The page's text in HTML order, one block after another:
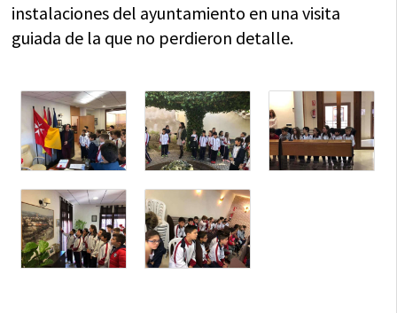
instalaciones del ayuntamiento en una visita
guiada de la que no perdieron detalle.